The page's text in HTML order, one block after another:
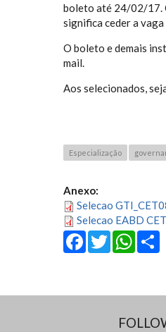
boleto até 24/02/17.
significa ceder a
O boleto e demais
mail.
Aos selecionados,
Especialização
Anexo:
Selecao
Selecao EABD
Facebook